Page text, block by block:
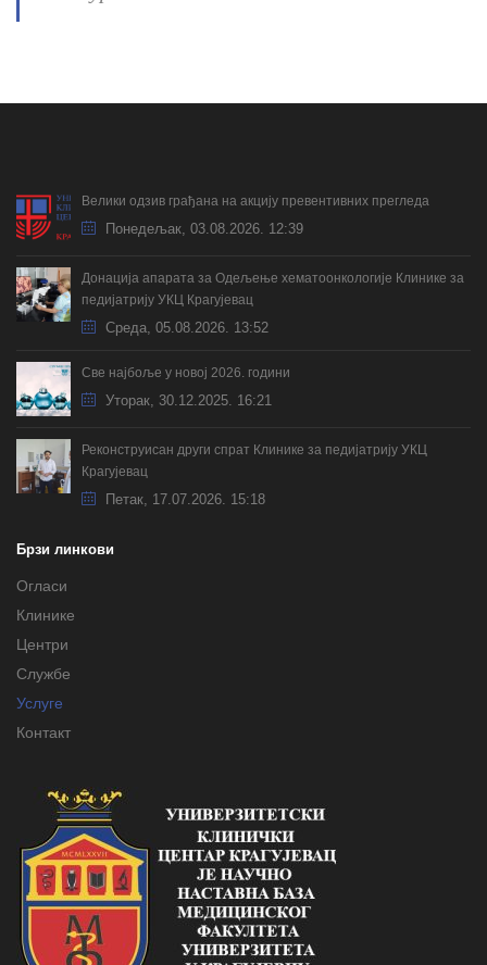
Велики одзив грађана на акцију превентивних прегледа
Понедељак, 03.08.2026. 12:39
Донација апарата за Одељење хематоонкологије Клинике за
педијатрију УКЦ Крагујевац
Cреда, 05.08.2026. 13:52
Све најбоље у новој 2026. години
Уторак, 30.12.2025. 16:21
Реконструисан други спрат Клинике за педијатрију УКЦ
Крагујевац
Петак, 17.07.2026. 15:18
Брзи линкови
Огласи
Клинике
Центри
Службе
Услуге
Контакт